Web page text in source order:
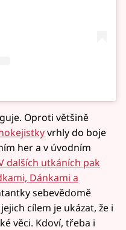
Oproti většině
vrhly do boje
her a v úvodním
dalších utkáních pak
Dánkami a
sebevědomě
cílem je ukázat, že i
věci. Kdoví, třeba i